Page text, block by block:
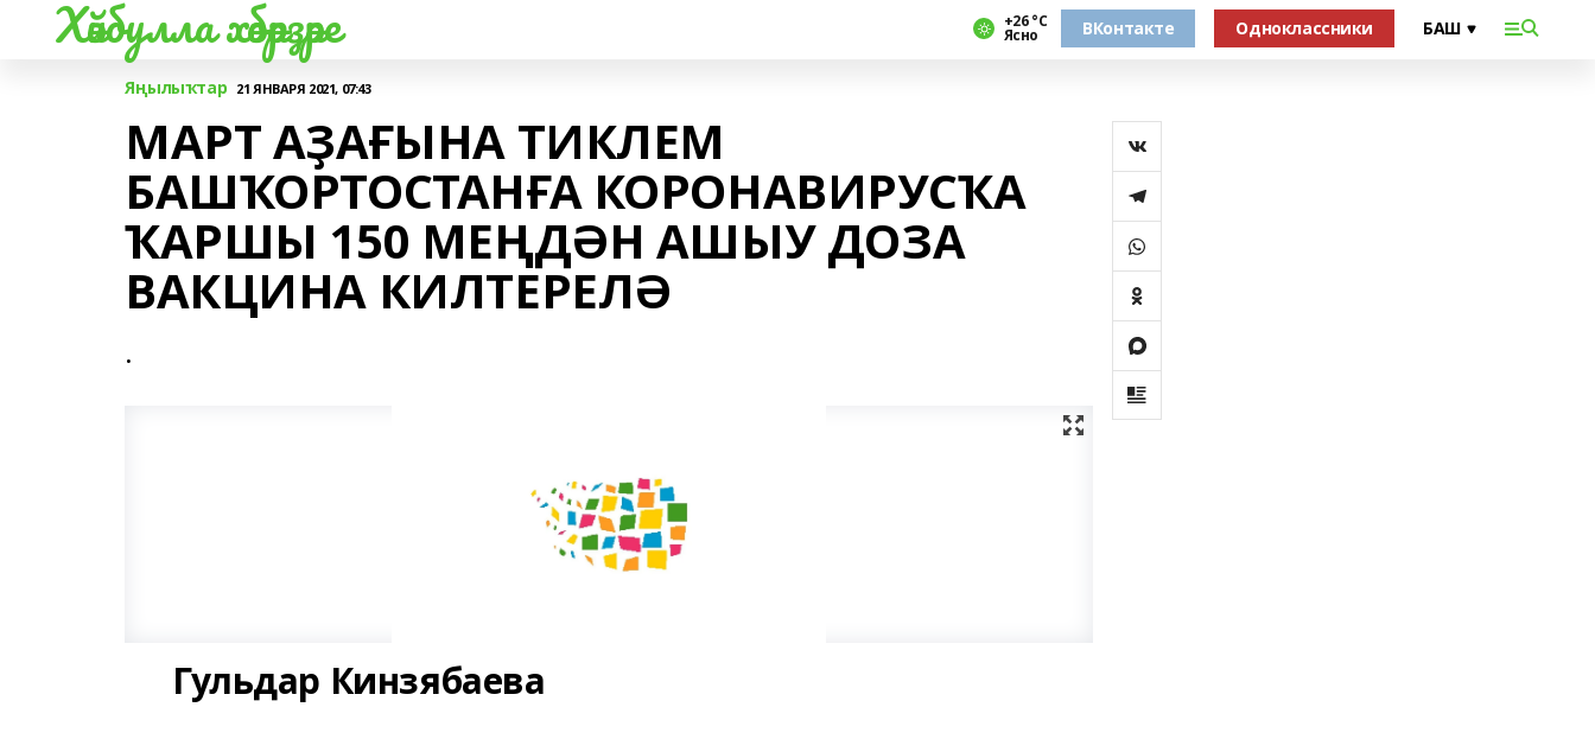
Хәйбулла хәбәрҙәре +26 °С
Ясно ВКонтакте Одноклассники
Яңылыҡтар 21 ЯНВАРЯ 2021, 07:43
МАРТ АҘАҒЫНА ТИКЛЕМ
БАШҠОРТОСТАНҒА КОРОНАВИРУСҠА
ҠАРШЫ 150 МЕҢДӘН АШЫУ ДОЗА
ВАКЦИНА КИЛТЕРЕЛӘ
.
Гульдар Кинзябаева